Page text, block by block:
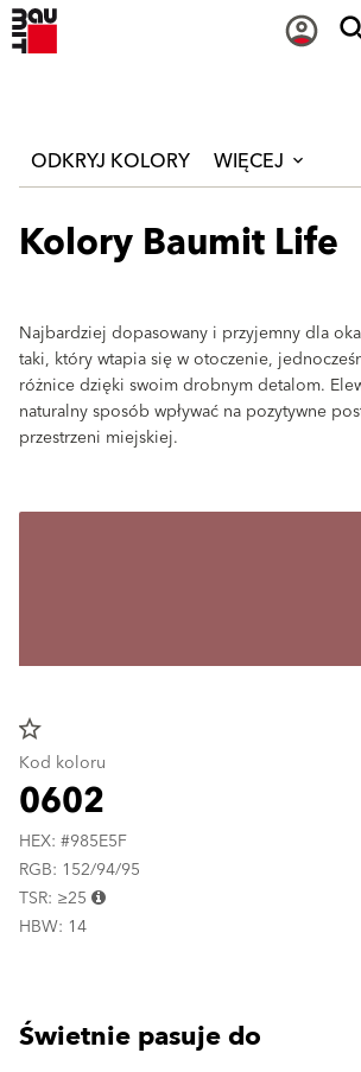
ODKRYJ KOLORY WIĘCEJ
Kolory Baumit Life
Najbardziej dopasowany i przyjemny dla
taki, który wtapia się w otoczenie,
różnice dzięki swoim drobnym detalom.
naturalny sposób wpływać na pozytywne
przestrzeni miejskiej.
star_border
Kod koloru
0602
HEX: #985E5F
RGB: 152/94/95
TSR: ≥25
HBW: 14
Świetnie pasuje do